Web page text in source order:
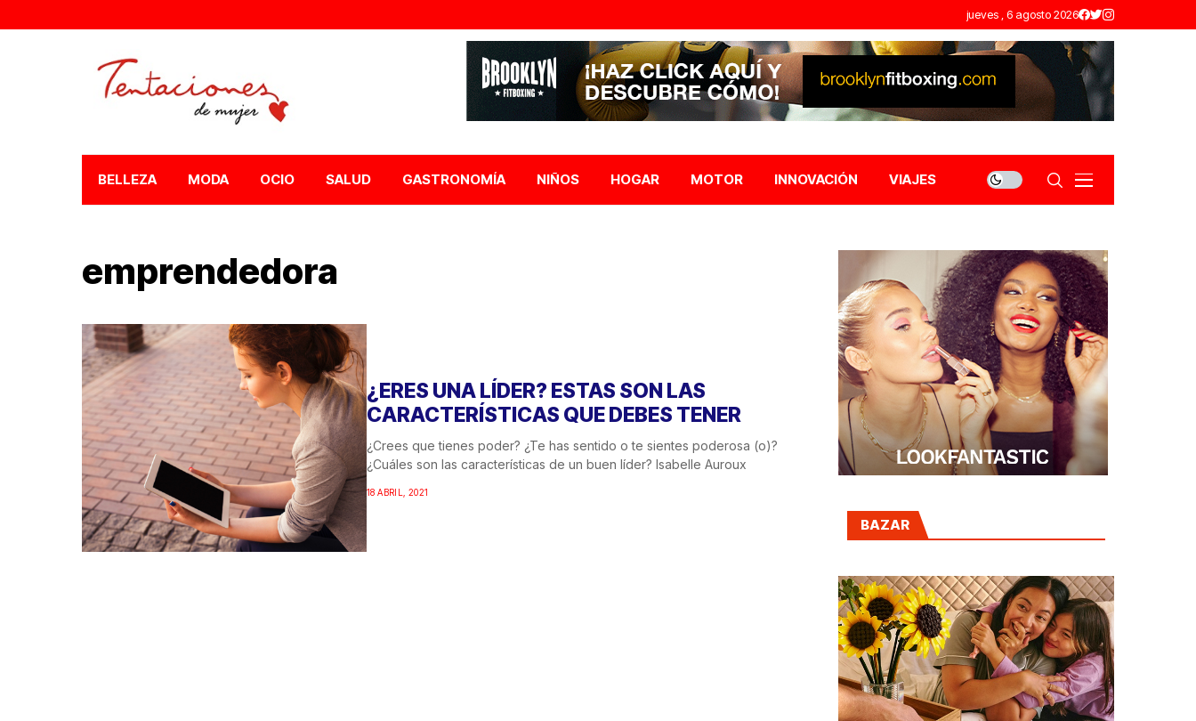
jueves , 6 agosto 2026
BELLEZA MODA OCIO SALUD GASTRONOMÍA NIÑOS HOGAR MOTOR INNOVACIÓN VIAJES
emprendedora
¿ERES UNA LÍDER? ESTAS SON LAS
CARACTERÍSTICAS QUE DEBES TENER
¿Crees que tienes poder? ¿Te has sentido o te sientes poderosa (o)?
¿Cuáles son las características de un buen líder? Isabelle Auroux
18 ABRIL, 2021
BAZAR